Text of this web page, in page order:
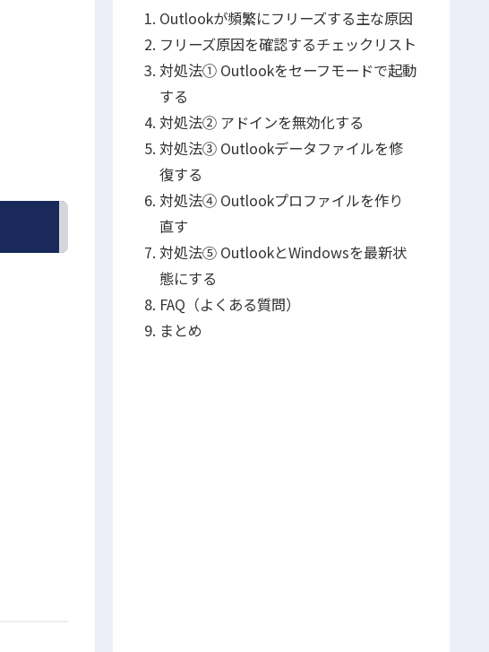
Outlookが頻繁にフリーズする主な原因
フリーズ原因を確認するチェックリスト
対処法① Outlookをセーフモードで起動
する
対処法② アドインを無効化する
対処法③ Outlookデータファイルを修
復する
対処法④ Outlookプロファイルを作り
直す
対処法⑤ OutlookとWindowsを最新状
態にする
FAQ（よくある質問）
まとめ